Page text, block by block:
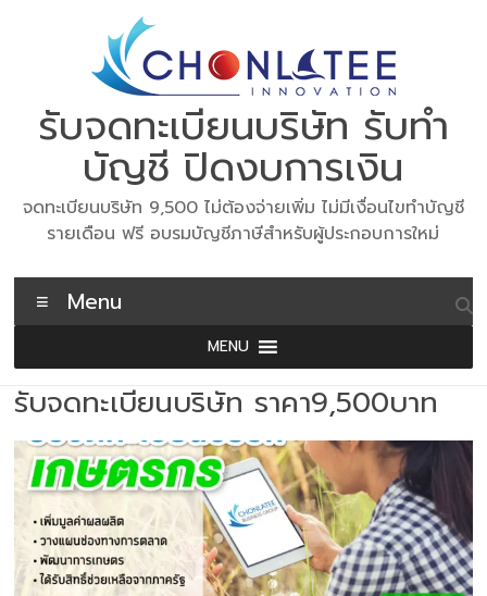
รับจดทะเบียนบริษัท รับทำ
บัญชี ปิดงบการเงิน
จดทะเบียนบริษัท 9,500 ไม่ต้องจ่ายเพิ่ม ไม่มีเงื่อนไขทำบัญชี
รายเดือน ฟรี อบรมบัญชีภาษีสำหรับผู้ประกอบการใหม่
Menu
MENU
รับจดทะเบียนบริษัท ราคา9,500บาท